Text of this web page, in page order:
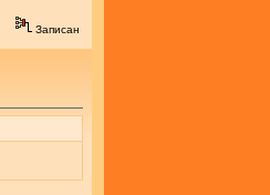
Записан